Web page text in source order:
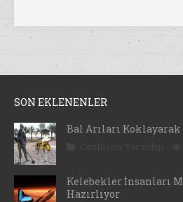
SON EKLENENLER
Bal Arıları
Kelebekler İnsanları
Hazırlıyor